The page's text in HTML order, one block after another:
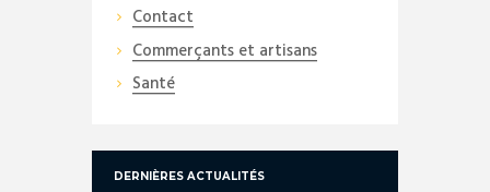
Contact
Commerçants et artisans
Santé
DERNIÈRES ACTUALITÉS